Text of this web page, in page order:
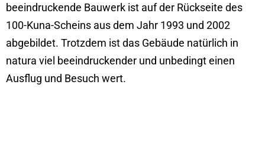
beeindruckende Bauwerk ist auf der Rückseite des
100-Kuna-Scheins aus dem Jahr 1993 und 2002
abgebildet. Trotzdem ist das Gebäude natürlich in
natura viel beeindruckender und unbedingt einen
Ausflug und Besuch wert.